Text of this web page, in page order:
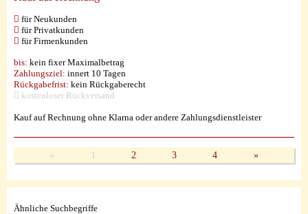
für Neukunden
für Privatkunden
für Firmenkunden
bis: kein fixer Maximalbetrag
Zahlungsziel: innert 10 Tagen
Rückgabefrist: kein Rückgaberecht
kostenloser Rückversand
Kauf auf Rechnung ohne Klarna oder andere Zahlungsdienstleister
« 1 2 3 4 »
Ähnliche Suchbegriffe